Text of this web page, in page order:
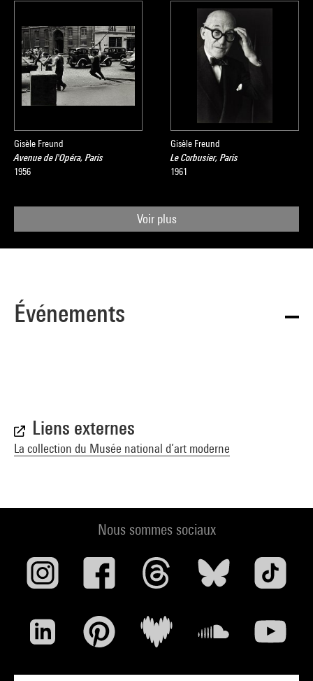
Gisèle Freund
Avenue de l'Opéra, Paris
1956
Gisèle Freund
Le Corbusier, Paris
1961
Voir plus
Événements
Liens externes
La collection du Musée national d’art moderne
Nous sommes sociaux